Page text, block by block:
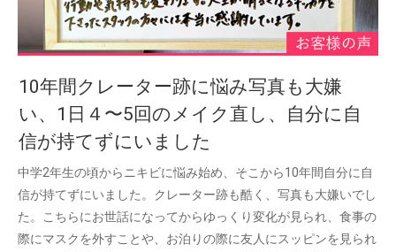
10年間クレーター跡に悩み写真も大嫌
い、1日４〜5回のメイク直し、自分に自
信が持てずにいました
中学2年生の頃からニキビに悩み始め、そこから10年間自分に自
信が持てずにいました。クレーター跡も酷く、写真も大嫌いでし
た。こちらにお世話になってからゆっくり変化が見られ、食事の
際にマスクを外すことや、お泊りの際に友人にスッピンを見られ